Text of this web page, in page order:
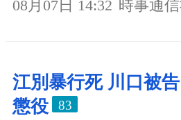
08月07日 14:32 時事通
江別暴行死 川口被
懲役
83